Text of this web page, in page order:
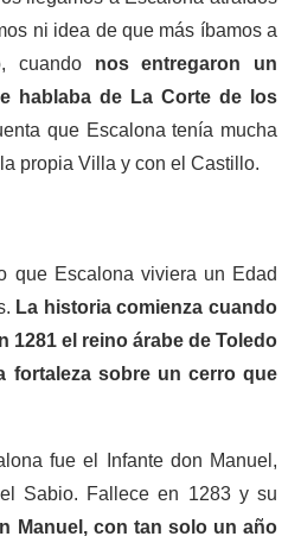
ni idea de que más íbamos a
cuando nos entregaron un
hablaba de La Corte de los
que Escalona tenía mucha
propia Villa y con el Castillo.
que Escalona viviera un Edad
La historia comienza cuando
1281 el reino árabe de Toledo
fortaleza sobre un cerro que
fue el Infante don Manuel,
Sabio. Fallece en 1283 y su
Manuel, con tan solo un año